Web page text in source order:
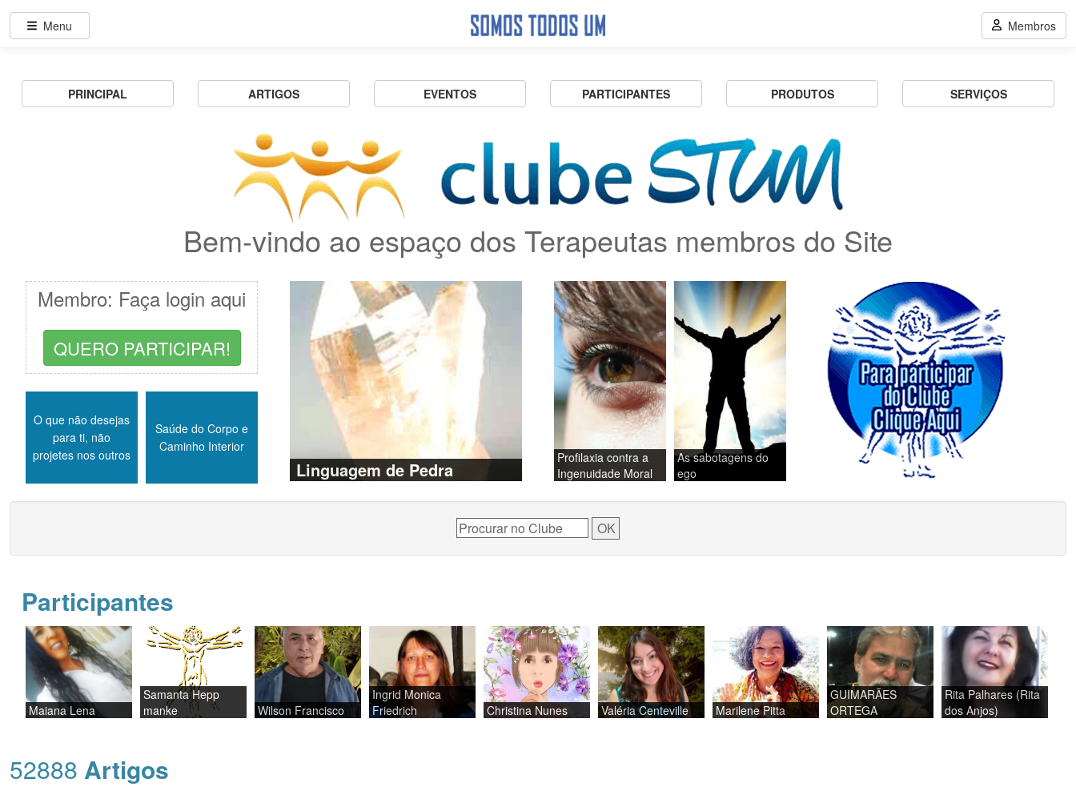
PRINCIPAL ARTIGOS EVENTOS PARTICIPANTES PRODUTOS SERVIÇOS
Bem-vindo ao espaço dos Terapeutas membros do Site
Membro: Faça login aqui
QUERO PARTICIPAR!
O que não desejas
para ti, não
projetes nos outros
Saúde do Corpo e
Caminho Interior
Linguagem de Pedra
Profilaxia contra a
Ingenuidade Moral
As sabotagens do
ego
Participantes
Maiana Lena
Samanta Hepp
manke
Wilson Francisco
Ingrid Monica
Friedrich
Christina Nunes Valéria Centeville Marilene Pitta
GUIMARÃES
ORTEGA
Rita Palhares (Rita
dos Anjos)
52888 Artigos
Menu Membros